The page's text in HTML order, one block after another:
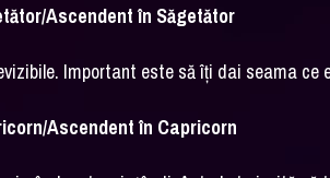
Ascendent în Săgetător
Important este să îți dai seama
Ascendent în Capricorn